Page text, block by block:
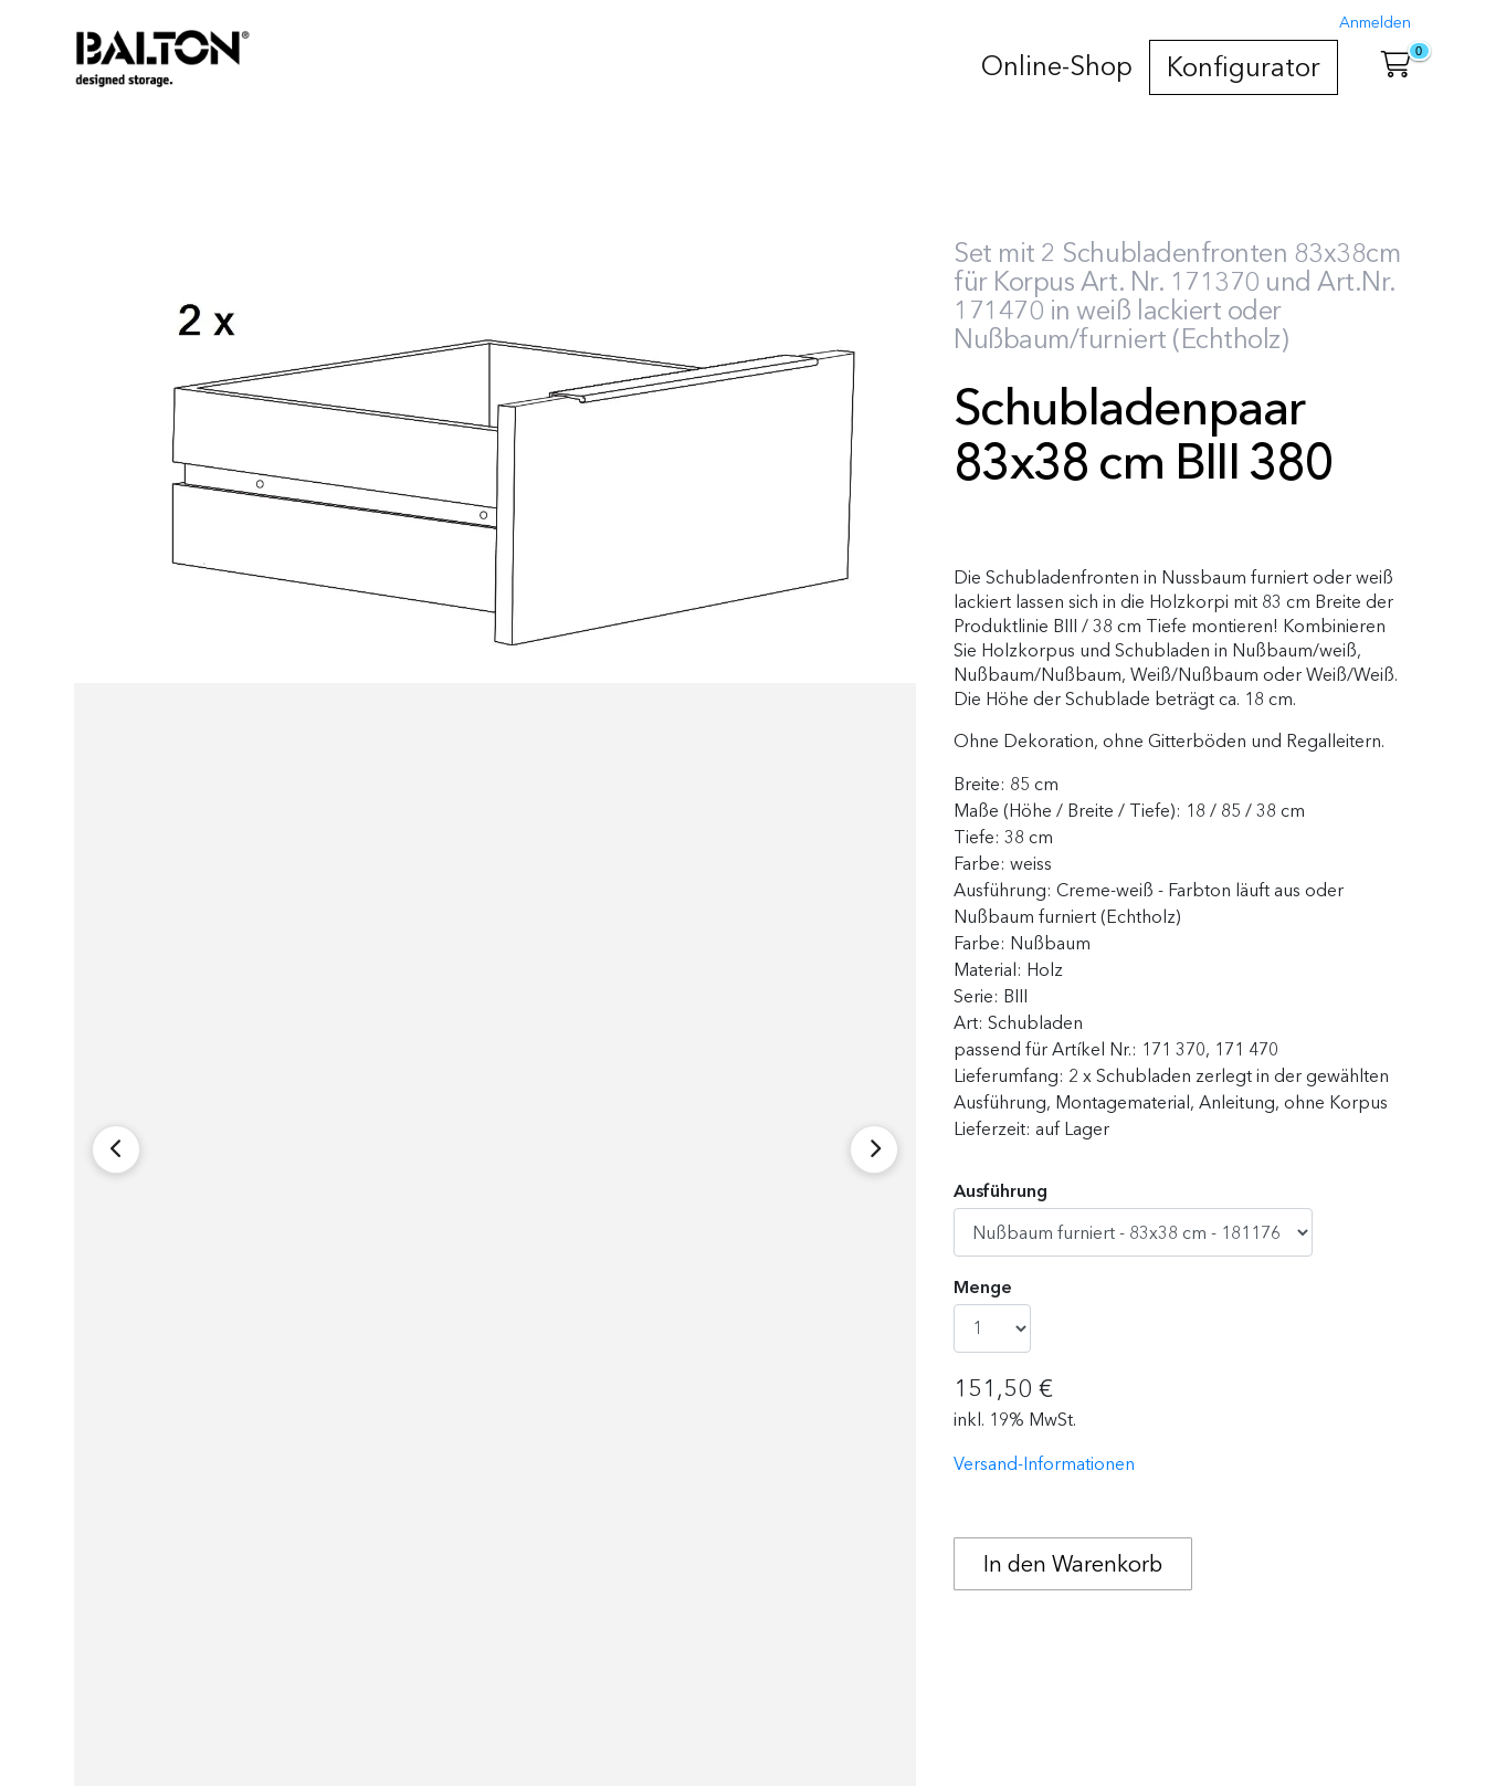
Anmelden
0
Online-Shop Konfigurator
Set mit 2 Schubladenfronten 83x38cm
für Korpus Art. Nr. 171370 und Art.Nr.
171470 in weiß lackiert oder
Nußbaum/furniert (Echtholz)
Schubladenpaar
83x38 cm BIII 380
Die Schubladenfronten in Nussbaum furniert oder weiß
lackiert lassen sich in die Holzkorpi mit 83 cm Breite der
Produktlinie BIII / 38 cm Tiefe montieren! Kombinieren
Sie Holzkorpus und Schubladen in Nußbaum/weiß,
Nußbaum/Nußbaum, Weiß/Nußbaum oder Weiß/Weiß.
Die Höhe der Schublade beträgt ca. 18 cm.
Ohne Dekoration, ohne Gitterböden und Regalleitern.
Breite: 85 cm
Maße (Höhe / Breite / Tiefe): 18 / 85 / 38 cm
Tiefe:38 cm
Farbe:weiss
Ausführung:Creme-weiß - Farbton läuft aus oder
Nußbaum furniert (Echtholz)
Farbe: Nußbaum
Material: Holz
Serie: BIII
Art:Schubladen
passend für Artíkel Nr.: 171 370, 171 470
Lieferumfang: 2 x Schubladen zerlegt in der gewählten
Ausführung, Montagematerial, Anleitung, ohne Korpus
Lieferzeit:auf Lager
Ausführung
Menge
151,50 €
inkl. 19% MwSt.
Versand-Informationen